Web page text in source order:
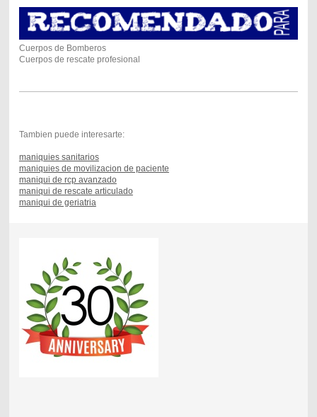
Cuerpos de Bomberos
Cuerpos de rescate profesional
Tambien puede interesarte:
maniquies sanitarios
maniquies de movilizacion de paciente
maniqui de rcp avanzado
maniqui de rescate articulado
maniqui de geriatria